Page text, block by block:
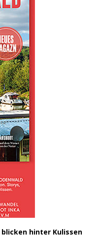
hinter Kulissen